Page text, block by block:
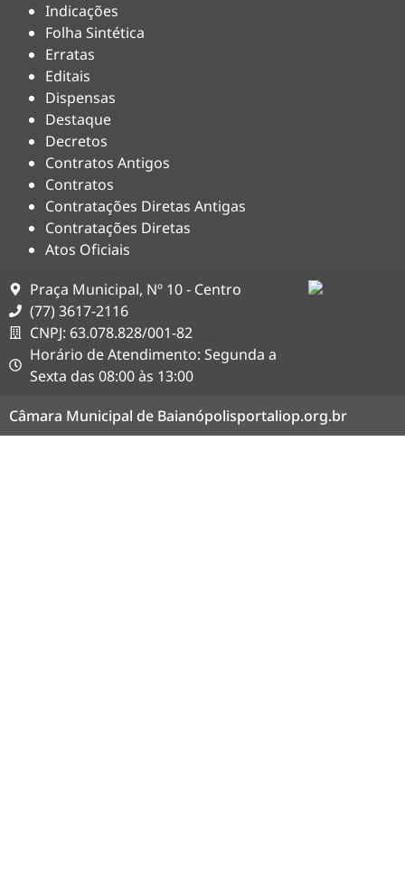
Indicações
Folha Sintética
Erratas
Editais
Dispensas
Destaque
Decretos
Contratos Antigos
Contratos
Contratações Diretas Antigas
Contratações Diretas
Atos Oficiais
Praça Municipal, Nº 10 - Centro
(77) 3617-2116
CNPJ: 63.078.828/001-82
Horário de Atendimento: Segunda a
Sexta das 08:00 às 13:00
Câmara Municipal de Baianópolisportaliop.org.br